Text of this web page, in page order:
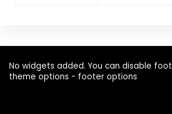
No widgets added. You can disable
theme options - footer options